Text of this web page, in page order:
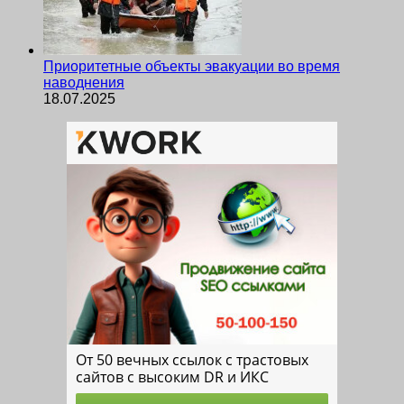
Приоритетные объекты эвакуации во время
наводнения
18.07.2025